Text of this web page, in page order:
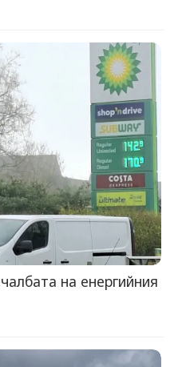
на енергийния